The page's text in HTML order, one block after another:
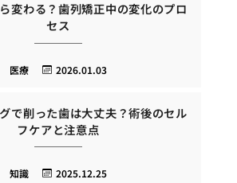
変わる？歯列矯正中の変化のプロ
セス
2026.01.03
医療
で削った歯は大丈夫？術後のセル
フケアと注意点
2025.12.25
知識